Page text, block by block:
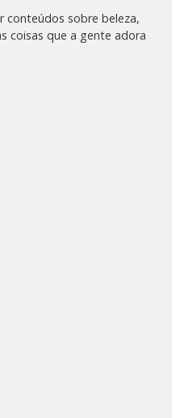
conteúdos sobre beleza,
coisas que a gente adora